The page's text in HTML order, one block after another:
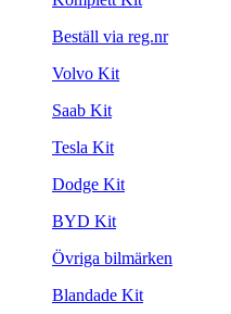
Beställ via reg.nr
Volvo Kit
Saab Kit
Tesla Kit
Dodge Kit
BYD Kit
Övriga bilmärken
Blandade Kit